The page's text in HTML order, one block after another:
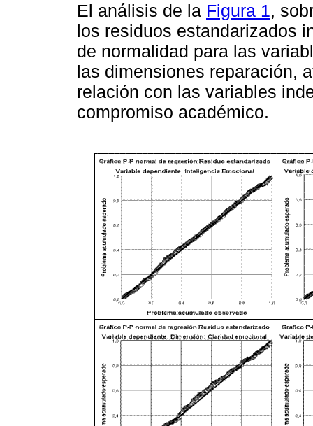
El análisis de la Figura 1,
los residuos estandarizados
de normalidad para las
las dimensiones reparación,
relación con las variables
compromiso académico.